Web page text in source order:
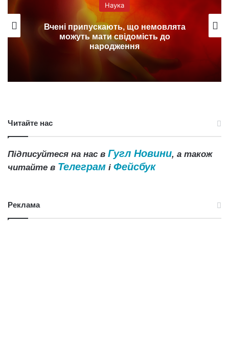
Наука
Вчені припускають, що немовлята
можуть мати свідомість до
народження
Читайте нас
Підписуйтеся на нас в Гугл Новини, а також
читайте в Телеграм і Фейсбук
Реклама